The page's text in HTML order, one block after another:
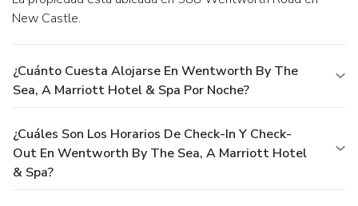
New Castle.
¿Cuánto Cuesta Alojarse En Wentworth By The
Sea, A Marriott Hotel & Spa Por Noche?
¿Cuáles Son Los Horarios De Check-In Y Check-
Out En Wentworth By The Sea, A Marriott Hotel
& Spa?